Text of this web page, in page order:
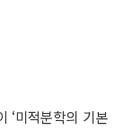
‘미적분학의 기본